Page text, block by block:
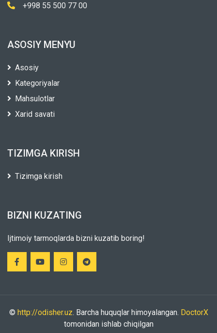
+998 55 500 77 00
ASOSIY MENYU
Asosiy
Kategoriyalar
Mahsulotlar
Xarid savati
TIZIMGA KIRISH
Tizimga kirish
BIZNI KUZATING
Ijtimoiy tarmoqlarda bizni kuzatib boring!
© http://odisher.uz. Barcha huquqlar himoyalangan. DoctorX
tomonidan ishlab chiqilgan